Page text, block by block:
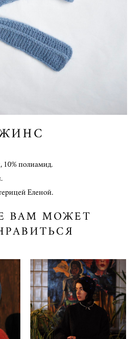
10% полиамид.
Еленой.
ВАМ МОЖЕТ